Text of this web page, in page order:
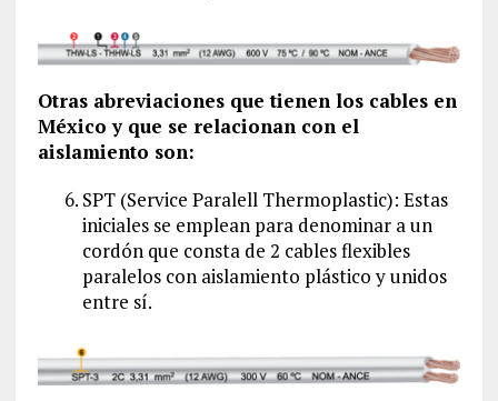
Otras abreviaciones que tienen los cables en
México y que se relacionan con el
aislamiento son:
SPT (Service Paralell Thermoplastic): Estas
iniciales se emplean para denominar a un
cordón que consta de 2 cables flexibles
paralelos con aislamiento plástico y unidos
entre sí.